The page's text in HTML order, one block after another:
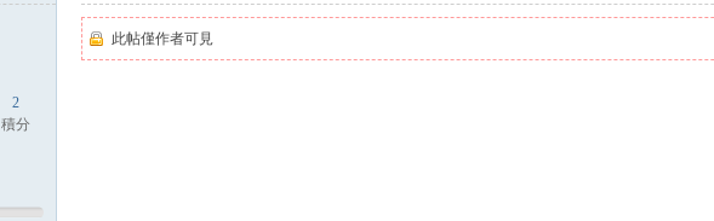
2
積分
此帖僅作者可見